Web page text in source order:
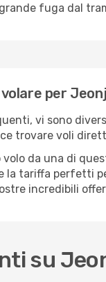
fuga dal
per
vi sono
trovare voli
volo da una di
la tariffa perfetti
incredibili
su